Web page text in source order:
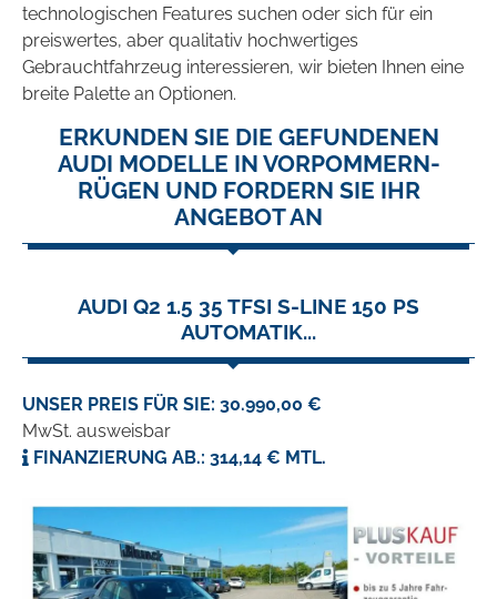
technologischen Features suchen oder sich für ein
preiswertes, aber qualitativ hochwertiges
Gebrauchtfahrzeug interessieren, wir bieten Ihnen eine
breite Palette an Optionen.
ERKUNDEN SIE DIE GEFUNDENEN
AUDI MODELLE IN VORPOMMERN-
RÜGEN UND FORDERN SIE IHR
ANGEBOT AN
AUDI Q2 1.5 35 TFSI S-LINE 150 PS
AUTOMATIK...
UNSER PREIS FÜR SIE: 30.990,00 €
MwSt. ausweisbar
FINANZIERUNG AB.: 314,14 € MTL.